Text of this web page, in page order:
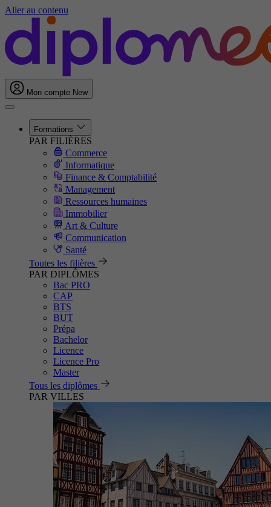
Aller au contenu
Mon compte New
Formations
PAR FILIÈRES
Commerce
Informatique
Finance & Comptabilité
Management
Ressources humaines
Immobilier
Art & Culture
Communication
Santé
Toutes les filières
PAR DIPLÔMES
Bac PRO
CAP
BTS
BUT
Prépa
Bachelor
Licence
Licence Pro
Master
Tous les diplômes
PAR VILLES